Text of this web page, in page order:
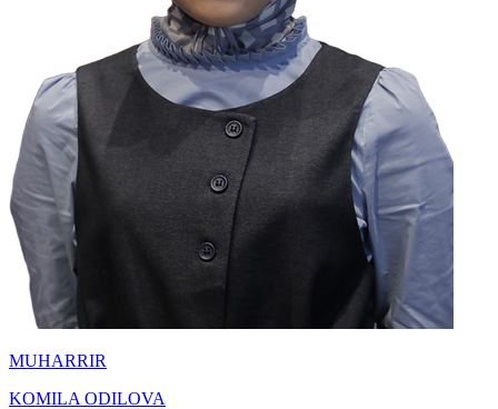
MUHARRIR
KOMILA ODILOVA